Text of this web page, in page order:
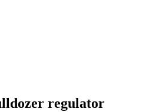
regulator